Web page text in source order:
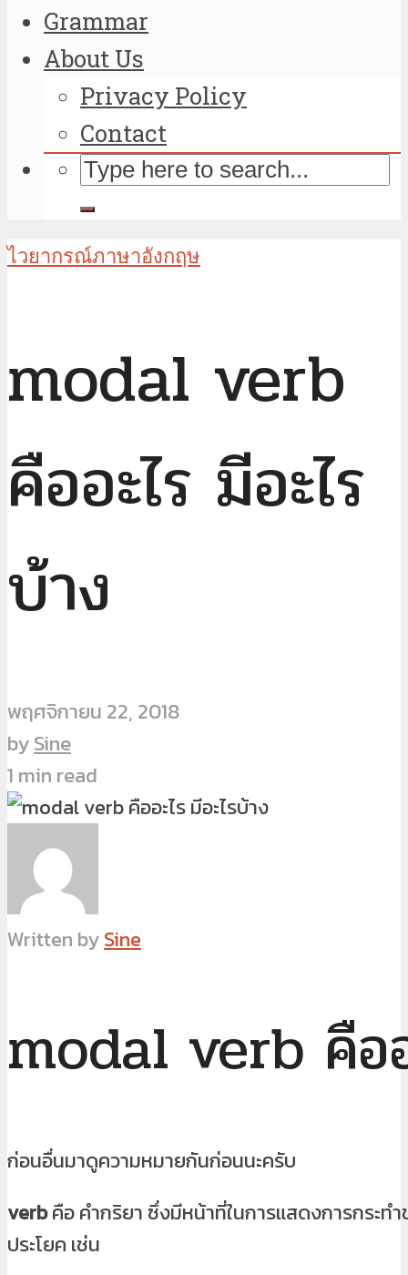
Grammar
About Us
Privacy Policy
Contact
ไวยากรณ์ภาษาอังกฤษ
modal verb
คืออะไร มีอะไร
บ้าง
พฤศจิกายน 22, 2018
bySine
1 min read
Written bySine
modal verb คือ
ก่อนอื่นมาดูความหมายกันก่อนนะครับ
verbคือ คำกริยา ซึ่งมีหน้าที่ในการแสดงการกระทำ
ประโยค เช่น